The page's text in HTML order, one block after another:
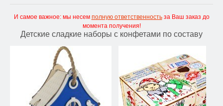
И самое важное: мы несем полную ответственностьза Ваш заказ до
момента получения!
Детские сладкие наборы с конфетами по составу